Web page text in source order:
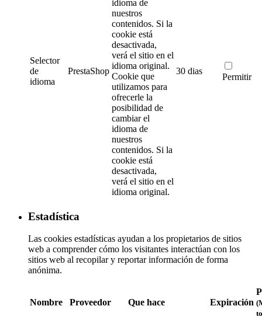
Selector
de
idioma
PrestaShop
idioma de
nuestros
contenidos. Si la
cookie está
desactivada,
verá el sitio en el
idioma original.
Cookie que
utilizamos para
ofrecerle la
posibilidad de
cambiar el
idioma de
nuestros
contenidos. Si la
cookie está
desactivada,
verá el sitio en el
idioma original.
30 dias
Permitir
Estadística
Las cookies estadísticas ayudan a los propietarios de sitios
web a comprender cómo los visitantes interactúan con los
sitios web al recopilar y reportar información de forma
anónima.
Nombre Proveedor Que hace Expiración